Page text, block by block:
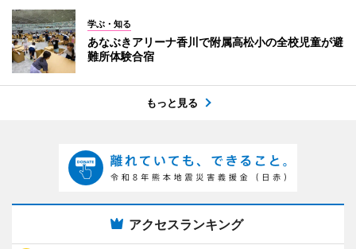
学ぶ・知る
あなぶきアリーナ香川で附属高松小の全校児童が避
難所体験合宿
もっと見る
アクセスランキング